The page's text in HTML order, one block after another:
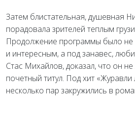
Затем блистательная, душевная
порадовала зрителей теплым
Продолжение программы было
и интересным, а под занавес,
Стас Михайлов, доказал, что он не
почетный титул. Под хит «Журавли
несколько пар закружились в